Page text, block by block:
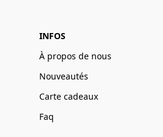
INFOS
À propos de nous
Nouveautés
Carte cadeaux
Faq